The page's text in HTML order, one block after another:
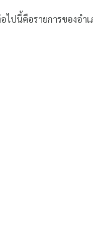
ไปนี้คือรายการของอำ